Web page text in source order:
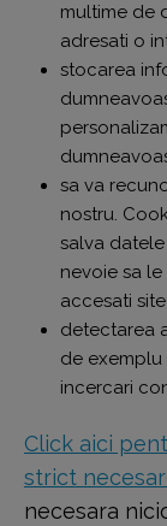
multime de
adresati o
stocarea
sa va
nostru.
salva
nevoie sa
accesati
detectarea
de exemplu
incercari
Click aici
strict
necesara